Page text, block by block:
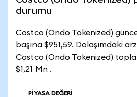
durumu
Costco (Ondo Tokenized)
başına $951,59. Dolaşımdaki
Costco (Ondo Tokenized)
$1,21 Mn .
PIYASA DEĞERI